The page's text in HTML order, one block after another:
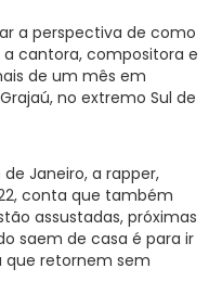
a perspectiva de como
cantora, compositora e
de um mês em
no extremo Sul de
Janeiro, a rapper,
conta que também
assustadas, próximas
saem de casa é para ir
que retornem sem